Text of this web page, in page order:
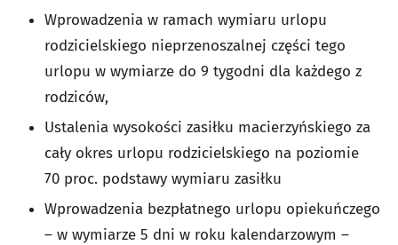
Wprowadzenia w ramach wymiaru urlopu
rodzicielskiego nieprzenoszalnej części tego
urlopu w wymiarze do 9 tygodni dla każdego z
rodziców,
Ustalenia wysokości zasiłku macierzyńskiego za
cały okres urlopu rodzicielskiego na poziomie
70 proc. podstawy wymiaru zasiłku
Wprowadzenia bezpłatnego urlopu opiekuńczego
– w wymiarze 5 dni w roku kalendarzowym –